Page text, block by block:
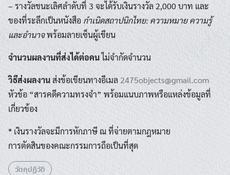
– รางวัลชนะเลิศลำดับที่ 3 จะได้รับเงินรางวัล 2,000 บาท และ
ของที่ระลึกเป็นหนังสือ กำเนิดสถาปนิกไทย: ความหมาย ความรู้
และอำนาจพร้อมลายเซ็นผู้เขียน
จำนวนผลงานที่ส่งได้ต่อคนไม่จำกัดจำนวน
วิธีส่งผลงานส่งข้อเขียนทางอีเมล 2475objects@gmail.com
หัวข้อ “สารคดีความทรงจำ” พร้อมแนบภาพหรือแหล่งข้อมูลที่
เกี่ยวข้อง
* เงินรางวัลจะมีการหักภาษี ณ ที่จ่ายตามกฎหมาย
การตัดสินของคณะกรรมการถือเป็นที่สุด
วัตถุปฏิวัติ